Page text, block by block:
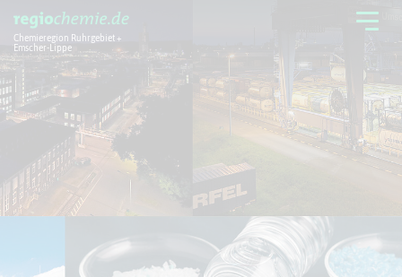
Chemieregion Ruhrgebiet +
Emscher-Lippe
Chemieregion
Aktuelles + Service